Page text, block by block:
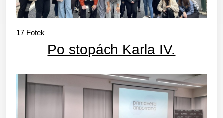
17 Fotek
Po stopách Karla IV.